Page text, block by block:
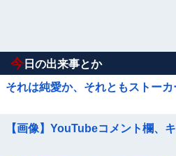
今 日の出来事とか
それは純愛か、それともストー
【画像】YouTubeコメント欄、